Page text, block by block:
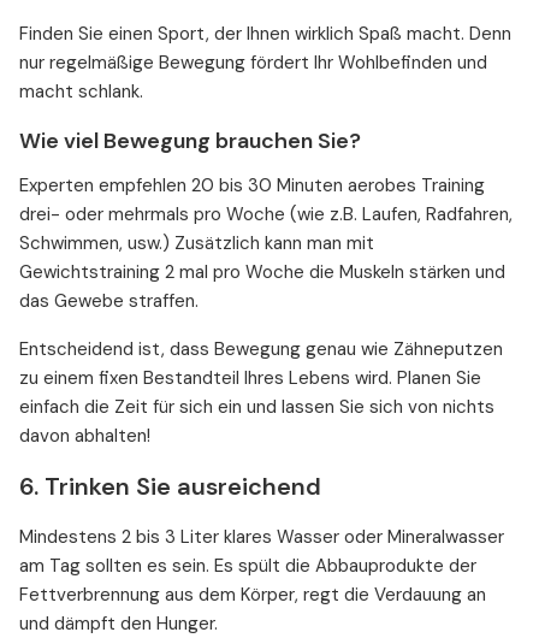
Finden Sie einen Sport, der Ihnen wirklich Spaß macht. Denn
nur regelmäßige Bewegung fördert Ihr Wohlbefinden und
macht schlank.
Wie viel Bewegung brauchen Sie?
Experten empfehlen 20 bis 30 Minuten aerobes Training
drei- oder mehrmals pro Woche (wie z.B. Laufen, Radfahren,
Schwimmen, usw.) Zusätzlich kann man mit
Gewichtstraining 2 mal pro Woche die Muskeln stärken und
das Gewebe straffen.
Entscheidend ist, dass Bewegung genau wie Zähneputzen
zu einem fixen Bestandteil Ihres Lebens wird. Planen Sie
einfach die Zeit für sich ein und lassen Sie sich von nichts
davon abhalten!
6. Trinken Sie ausreichend
Mindestens 2 bis 3 Liter klares Wasser oder Mineralwasser
am Tag sollten es sein. Es spült die Abbauprodukte der
Fettverbrennung aus dem Körper, regt die Verdauung an
und dämpft den Hunger.